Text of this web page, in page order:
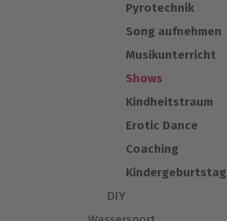
Pyrotechnik
Song aufnehmen
Musikunterricht
Shows
Kindheitstraum
Erotic Dance
Coaching
Kindergeburtstag
DIY